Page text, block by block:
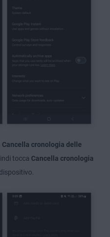
Cancella cronologia delle
tocca Cancella cronologia